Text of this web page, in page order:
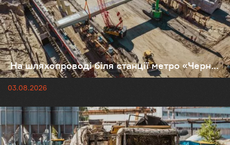
На шляхопроводі біля станції метро «Черн...
03.08.2026